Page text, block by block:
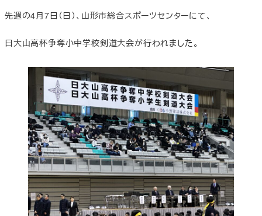
先週の4月7日（日）、山形市総合スポーツセンターにて、
日大山高杯争奪小中学校剣道大会が行われました。